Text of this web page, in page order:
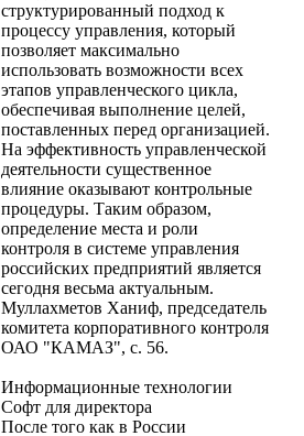
структурированный подход к
процессу управления, который
позволяет максимально
использовать возможности всех
этапов управленческого цикла,
обеспечивая выполнение целей,
поставленных перед организацией.
На эффективность управленческой
деятельности существенное
влияние оказывают контрольные
процедуры. Таким образом,
определение места и роли
контроля в системе управления
российских предприятий является
сегодня весьма актуальным.
Муллахметов Ханиф, председатель
комитета корпоративного контроля
ОАО "КАМАЗ", с. 56.
Информационные технологии
Софт для директора
После того как в России